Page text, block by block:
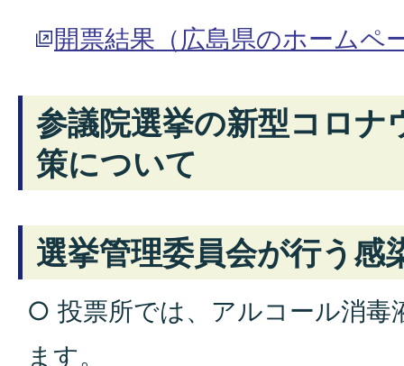
開票結果（広島県のホームペ
参議院選挙の新型コロナ
策について
選挙管理委員会が行う感
○ 投票所では、アルコール消毒
ます。